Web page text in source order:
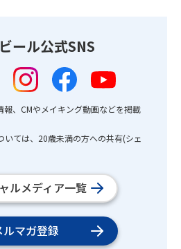
ール公式SNS
、CMやメイキング動画などを掲載
ては、20歳未満の方への共有(シェ
ルメディア一覧
ルマガ登録